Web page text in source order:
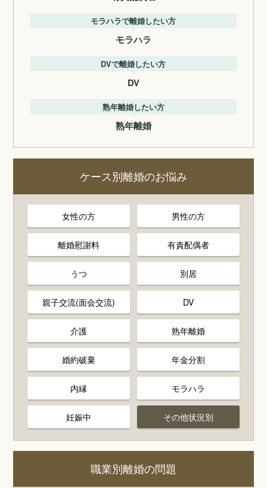
モラハラで離婚したい方
モラハラ
DVで離婚したい方
DV
熟年離婚したい方
熟年離婚
ケース別離婚のお悩み
女性の方 男性の方
離婚慰謝料 有責配偶者
うつ 別居
親子交流(面会交流) DV
介護 熟年離婚
婚約破棄 年金分割
内縁 モラハラ
妊娠中 その他状況別
職業別離婚の問題